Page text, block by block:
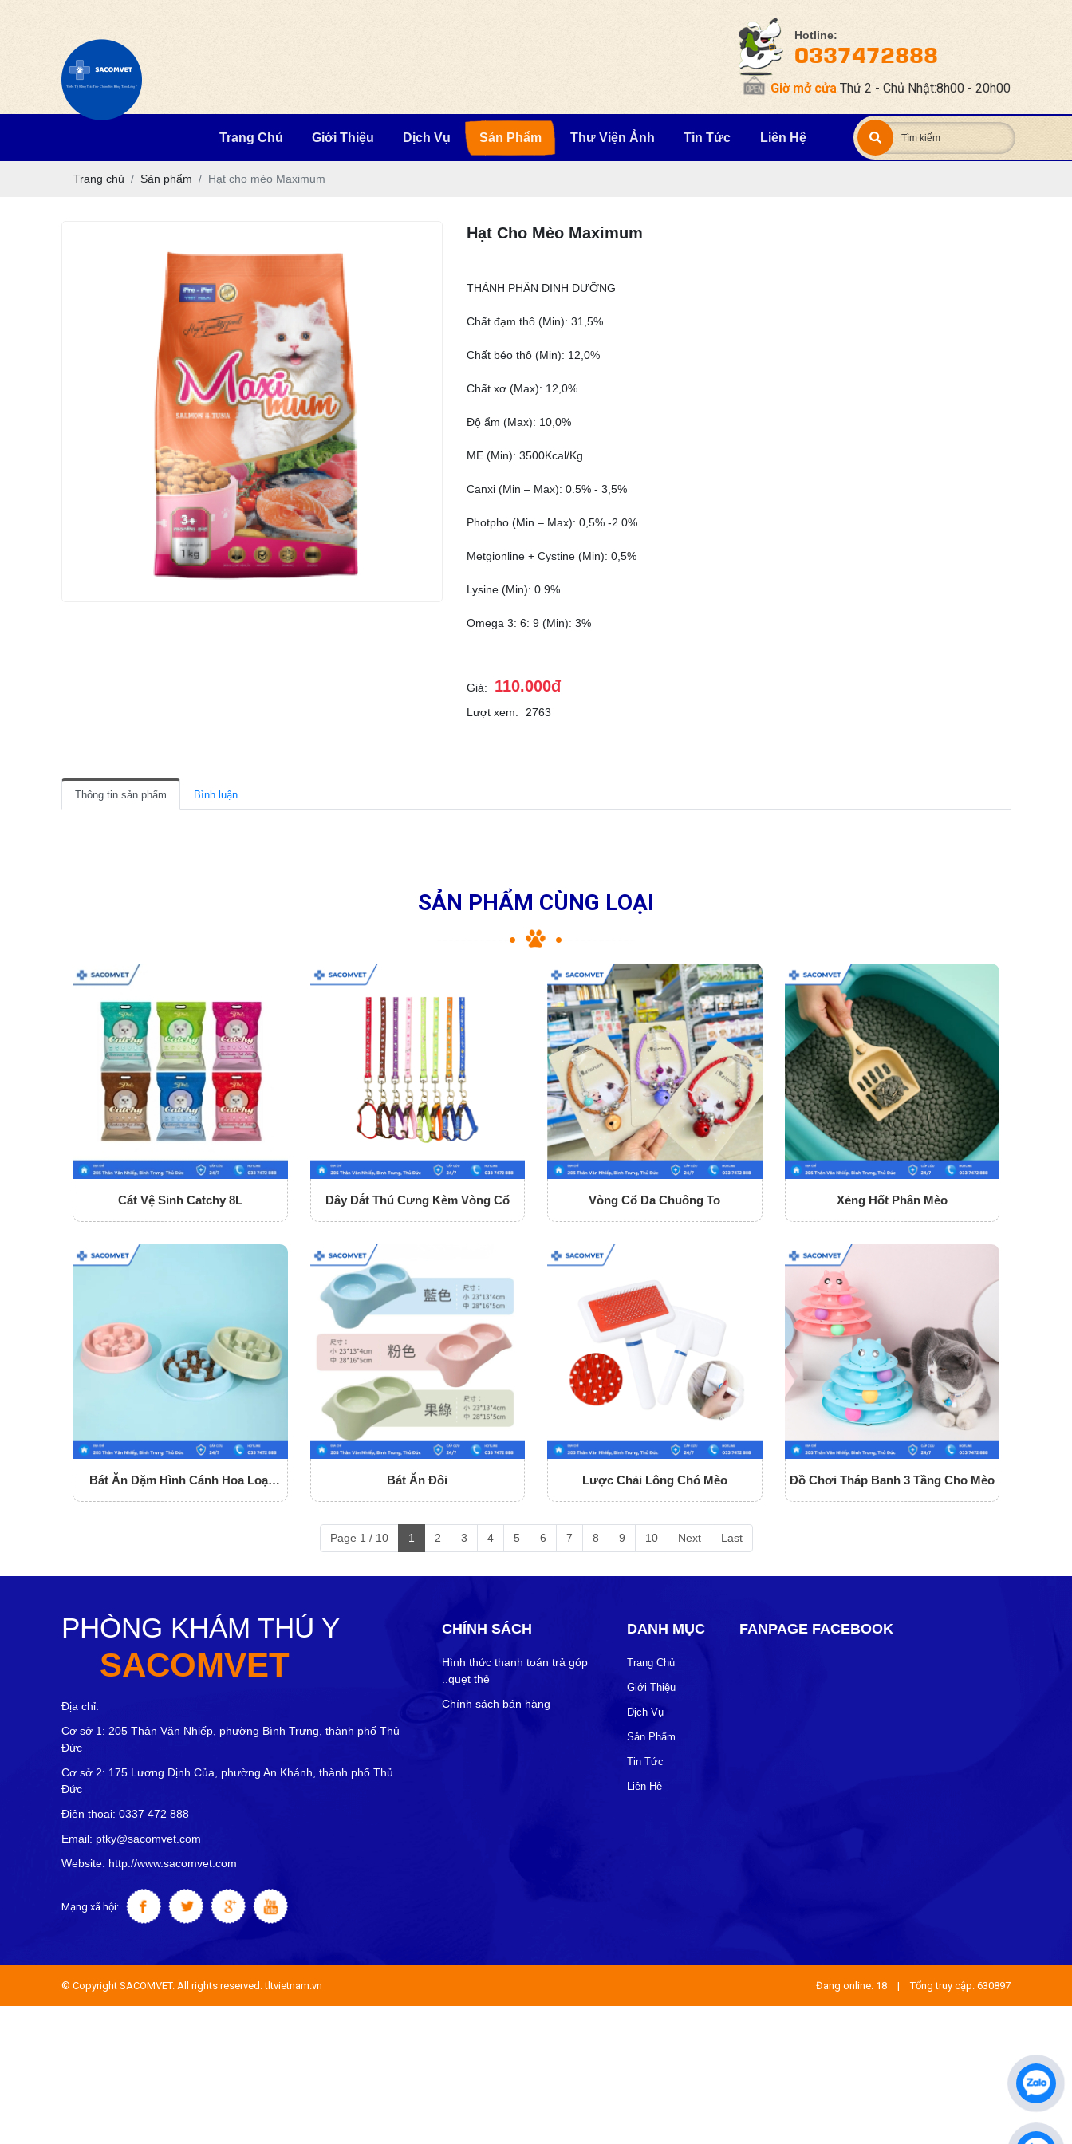
Hotline:
0337472888
Giờ mở cửa Thứ 2 - Chủ Nhật:8h00 - 20h00
Trang Chủ Giới Thiệu Dịch Vụ Sản Phẩm Thư Viện Ảnh Tin Tức Liên Hệ
Trang chủ Sản phẩm Hạt cho mèo Maximum
Hạt Cho Mèo Maximum
THÀNH PHẦN DINH DƯỠNG
Chất đạm thô (Min): 31,5%
Chất béo thô (Min): 12,0%
Chất xơ (Max): 12,0%
Độ ẩm (Max): 10,0%
ME (Min): 3500Kcal/Kg
Canxi (Min – Max): 0.5% - 3,5%
Photpho (Min – Max): 0,5% -2.0%
Metgionline + Cystine (Min): 0,5%
Lysine (Min): 0.9%
Omega 3: 6: 9 (Min): 3%
Giá: 110.000đ
Lượt xem: 2763
Thông tin sản phẩm Bình luận
SẢN PHẨM CÙNG LOẠI
Cát Vệ Sinh Catchy 8L Dây Dắt Thú Cưng Kèm Vòng Cổ Vòng Cổ Da Chuông To Xẻng Hốt Phân Mèo
Bát Ăn Dặm Hình Cánh Hoa Loại
Bát Ăn Đôi Lược Chải Lông Chó Mèo Đồ Chơi Tháp Banh 3 Tầng Cho Mèo
Page 1 / 10 1 2 3 4 5 6 7 8 9 10 Next Last
PHÒNG KHÁM THÚ Y
SACOMVET
Địa chỉ:
Cơ sở 1: 205 Thân Văn Nhiếp, phường Bình Trưng, thành phố Thủ
Đức
Cơ sở 2: 175 Lương Định Của, phường An Khánh, thành phố Thủ
Đức
Điện thoại: 0337 472 888
Email: ptky@sacomvet.com
Website: http://www.sacomvet.com
Mạng xã hội:
CHÍNH SÁCH
Hình thức thanh toán trả góp
..quẹt thẻ
Chính sách bán hàng
DANH MỤC
Trang Chủ
Giới Thiệu
Dịch Vụ
Sản Phẩm
Tin Tức
Liên Hệ
FANPAGE FACEBOOK
© Copyright SACOMVET. All rights reserved. tltvietnam.vn Đang online: 18 | Tổng truy cập: 630897